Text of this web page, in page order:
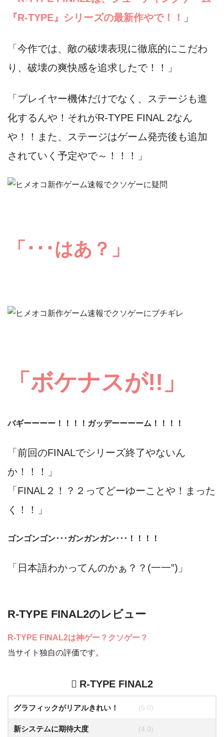
『R-TYPE』シリーズの最新作やで！！
」
「今作では、敵の破壊表現に徹底的にこだわ
り、破壊の爽快感を追求したで！！」
「プレイヤー機体だけでなく、ステージも進
化するんや！それがR-TYPE FINAL 2なん
や！！また、ステージはゲーム発売後も追加
されていく予定やで～！！！」
「･･･はあ？」
「ボケナスが!!」
バギーーーー！！！！ガッデーーーーム！！！！
「前回のFINALでシリーズ終了やないん
か！！！」
「FINAL２！？２ってどーゆーことや！まった
く！！」
ゴンゴンゴン･･･ガンガンガン･･･！！！！
「日本語わかってんのかぁ？？(一一”)」
R-TYPE FINAL2のレビュー
R-TYPE FINAL2は神ゲー？クソゲー？
当サイト独自の評価です。
R-TYPE FINAL2
グラフィックがリアルきれい！ (5.0)
新システムに期待大度 (4.0)